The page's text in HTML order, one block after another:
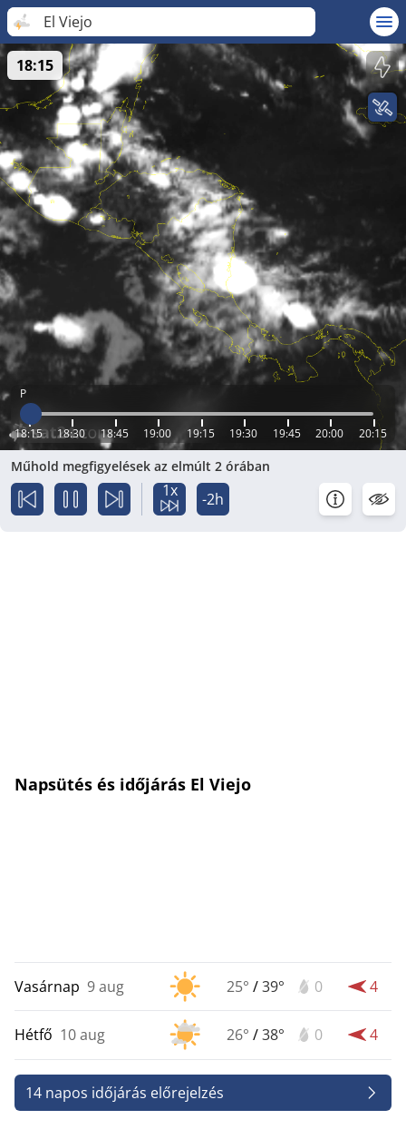
El Viejo
P
18:15 18:30 18:45 19:00 19:15 19:30 19:45 20:00 20:15
18:15
Műhold megfigyelések az elmúlt 2 órában
1x -2h
Napsütés és időjárás El Viejo
Vasárnap 9 aug 25° /39° 0 4
Hétfő 10 aug 26° /38° 0 4
14 napos időjárás előrejelzés